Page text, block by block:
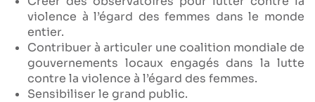
violence à l’égard des femmes dans le monde
entier.
Contribuer à articuler une coalition mondiale de
gouvernements locaux engagés dans la lutte
contre la violence à l’égard des femmes.
Sensibiliser le grand public.